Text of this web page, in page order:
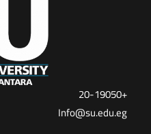
+20-19050
Info@su.edu.eg